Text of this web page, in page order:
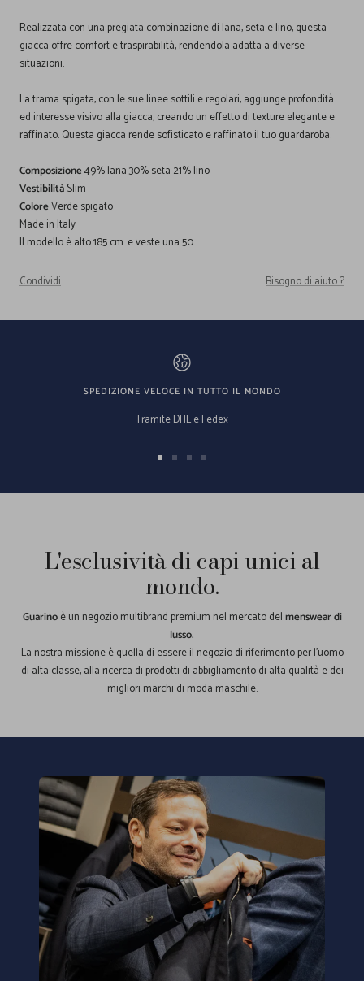
Realizzata con una pregiata combinazione di lana, seta e lino, questa
giacca offre comfort e traspirabilità, rendendola adatta a diverse
situazioni.
La trama spigata, con le sue linee sottili e regolari, aggiunge profondità
ed interesse visivo alla giacca, creando un effetto di texture elegante e
raffinato. Questa giacca rende sofisticato e raffinato il tuo guardaroba.
Composizione49% lana 30% seta 21% lino
VestibilitàSlim
ColoreVerde spigato
Made in Italy
Il modello è alto 185 cm. e veste una 50
Condividi Bisogno di aiuto ?
SPEDIZIONE VELOCE IN TUTTO IL MONDO
Tramite DHL e Fedex
Vai Vai Vai Vai
L'esclusività di capi unici al
mondo.
Guarinoè un negozio multibrand premium nel mercato delmenswear di
lusso.
La nostra missione è quella di essere il negozio di riferimento per l'uomo
di alta classe, alla ricerca di prodotti di abbigliamento di alta qualità e dei
migliori marchi di moda maschile.